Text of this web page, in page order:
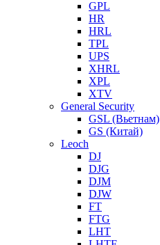
GPL
HR
HRL
TPL
UPS
XHRL
XPL
XTV
General Security
GSL (Вьетнам)
GS (Китай)
Leoch
DJ
DJG
DJM
DJW
FT
FTG
LHT